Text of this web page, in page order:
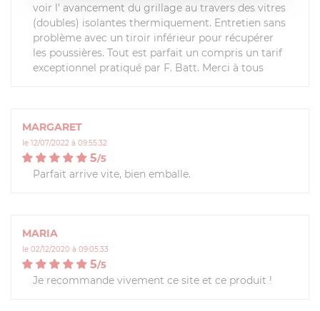
voir l' avancement du grillage au travers des vitres
(doubles) isolantes thermiquement. Entretien sans
problème avec un tiroir inférieur pour récupérer
les poussières. Tout est parfait un compris un tarif
exceptionnel pratiqué par F. Batt. Merci à tous
MARGARET
le 12/07/2022 à 09:55:32
5/5
Parfait arrive vite, bien emballe.
MARIA
le 02/12/2020 à 09:05:33
5/5
Je recommande vivement ce site et ce produit !